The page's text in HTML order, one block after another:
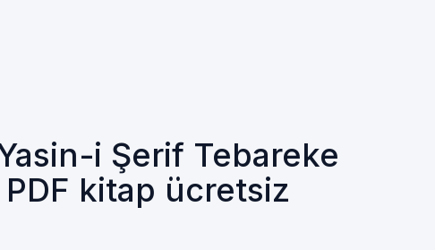
i Şerif Tebareke
kitap ücretsiz